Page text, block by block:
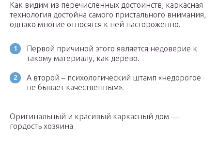
Как видим из перечисленных достоинств, каркасная
технология достойна самого пристального внимания,
однако многие относятся к ней настороженно.
Первой причиной этого является недоверие к
такому материалу, как дерево.
А второй – психологический штамп «недорогое
не бывает качественным».
Оригинальный и красивый каркасный дом —
гордость хозяина